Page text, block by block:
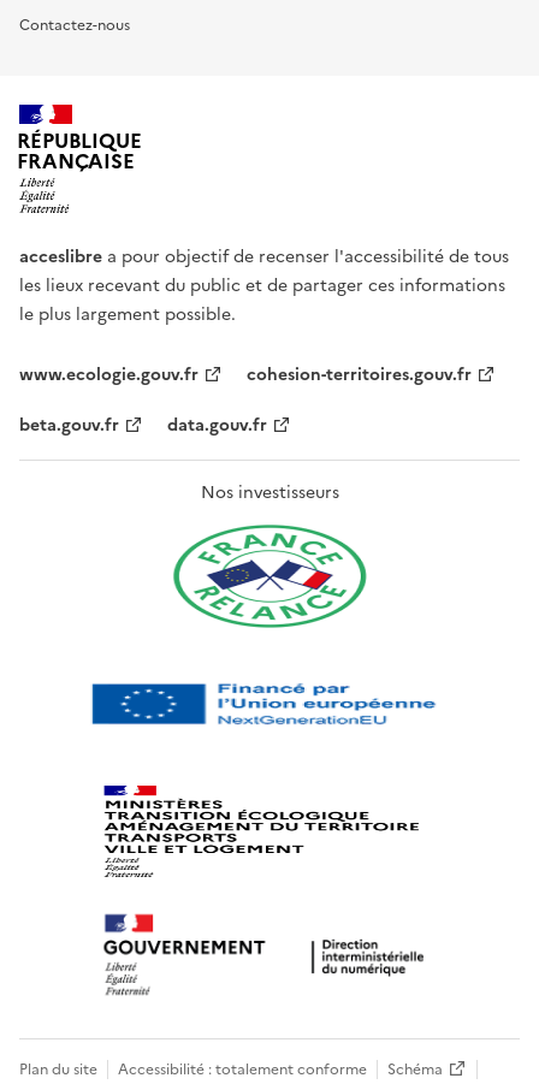
Contactez-nous
RÉPUBLIQUE
FRANÇAISE
acceslibre a pour objectif de recenser l'accessibilité de tous
les lieux recevant du public et de partager ces informations
le plus largement possible.
www.ecologie.gouv.fr
cohesion-territoires.gouv.fr
beta.gouv.fr
data.gouv.fr
Nos investisseurs
Plan du site Accessibilité : totalement conforme Schéma